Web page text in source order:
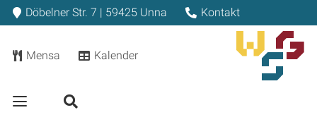
Döbelner Str. 7 | 59425 Unna Kontakt
Mensa Kalender